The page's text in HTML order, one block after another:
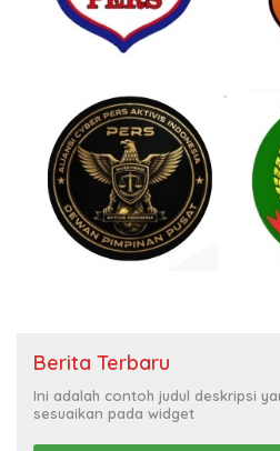
Berita Terbaru
Ini adalah contoh judul deskripsi
sesuaikan pada widget